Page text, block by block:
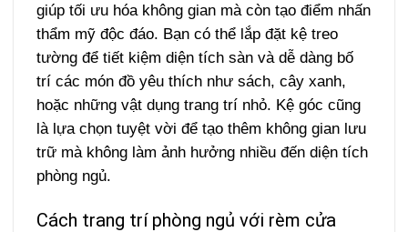
giúp tối ưu hóa không gian mà còn tạo điểm nhấn
thẩm mỹ độc đáo. Bạn có thể lắp đặt kệ treo
tường để tiết kiệm diện tích sàn và dễ dàng bố
trí các món đồ yêu thích như sách, cây xanh,
hoặc những vật dụng trang trí nhỏ. Kệ góc cũng
là lựa chọn tuyệt vời để tạo thêm không gian lưu
trữ mà không làm ảnh hưởng nhiều đến diện tích
phòng ngủ.
Cách trang trí phòng ngủ với rèm cửa